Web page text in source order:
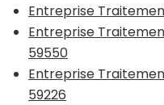
Entreprise
Entreprise
59550
Entreprise
59226